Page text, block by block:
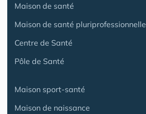
Maison de santé
Maison de santé pluriprofessionnelle
Centre de Santé
Pôle de Santé
Maison sport-santé
Maison de naissance